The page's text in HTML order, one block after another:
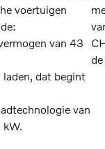
voertuigen
van 43
laden, dat begint
van
kW.